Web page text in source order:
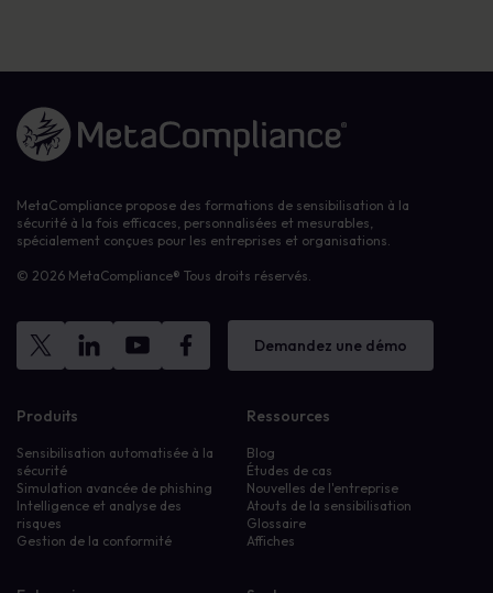
Lien vers la page d'accueil
MetaCompliance propose des formations de sensibilisation à la
sécurité à la fois efficaces, personnalisées et mesurables,
spécialement conçues pour les entreprises et organisations.
© 2026 MetaCompliance® Tous droits réservés.
Demandez une démo
Produits
Sensibilisation automatisée à la
sécurité
Simulation avancée de phishing
Intelligence et analyse des
risques
Gestion de la conformité
Ressources
Blog
Études de cas
Nouvelles de l'entreprise
Atouts de la sensibilisation
Glossaire
Affiches